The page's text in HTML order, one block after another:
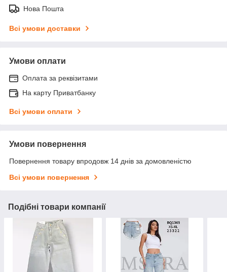
Нова Пошта
Всі умови доставки
Умови оплати
Оплата за реквізитами
На карту Приватбанку
Всі умови оплати
Умови повернення
Повернення товару впродовж 14 днів за домовленістю
Всі умови повернення
Подібні товари компанії